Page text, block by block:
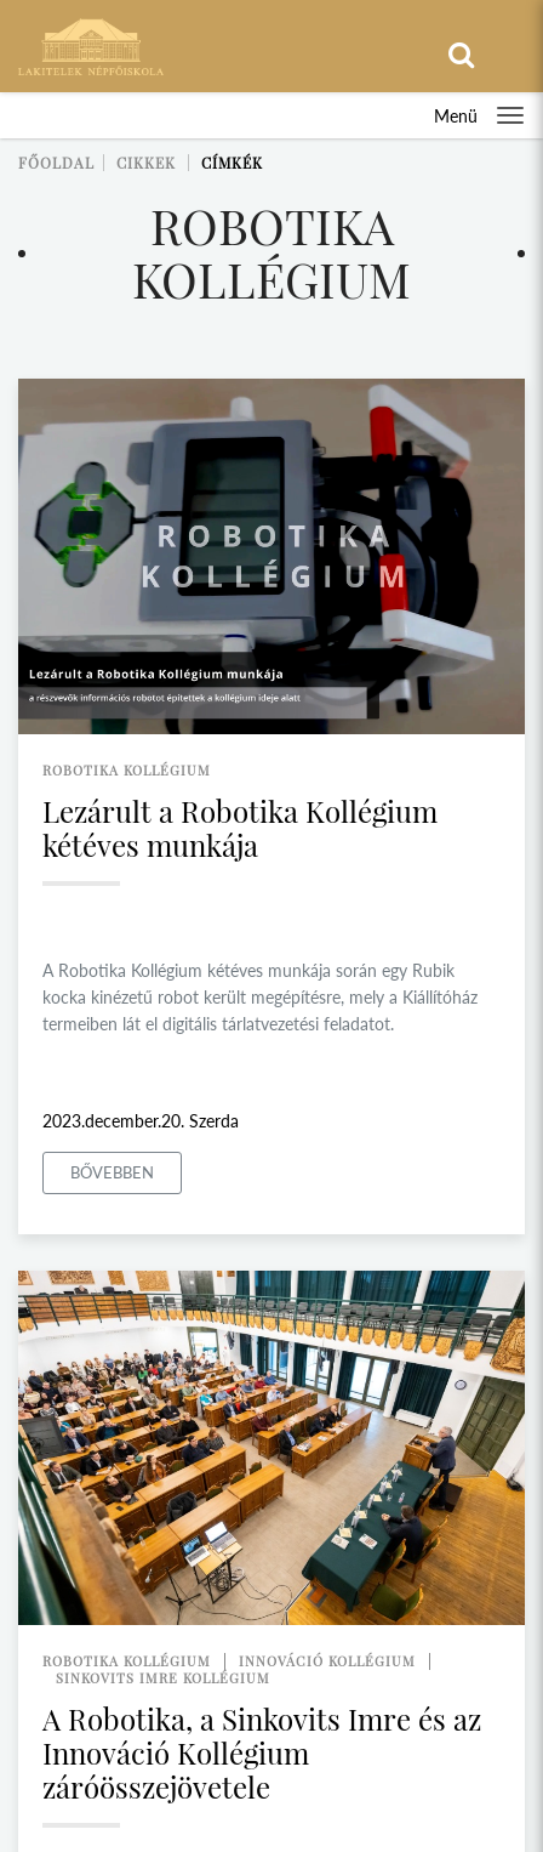
Menü
FŐOLDAL CIKKEK CÍMKÉK
ROBOTIKA
KOLLÉGIUM
ROBOTIKA KOLLÉGIUM
Lezárult a Robotika Kollégium
kétéves munkája
A Robotika Kollégium kétéves munkája során egy Rubik
kocka kinézetű robot került megépítésre, mely a Kiállítóház
termeiben lát el digitális tárlatvezetési feladatot.
2023.december.20. Szerda
BŐVEBBEN
ROBOTIKA KOLLÉGIUM
INNOVÁCIÓ KOLLÉGIUM
SINKOVITS IMRE KOLLÉGIUM
A Robotika, a Sinkovits Imre és az
Innováció Kollégium
záróösszejövetele